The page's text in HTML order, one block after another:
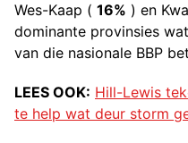
Wes-Kaap ( 16% ) en
dominante provinsies
van die nasionale BBP
LEES OOK: Hill-Lewis
te help wat deur storm